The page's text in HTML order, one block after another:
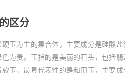
区分
硬玉为主的集合体，主要成分是硅酸
色为贵。玉指的是美丽的石头，包括
软玉，最具代表性的是和田玉，主要